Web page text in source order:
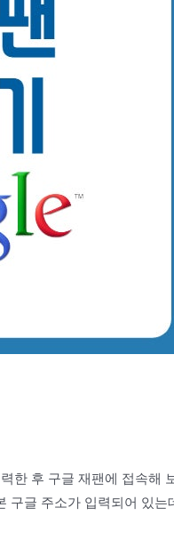
한 후 구글 재팬에 접속해
구글 주소가 입력되어 있는